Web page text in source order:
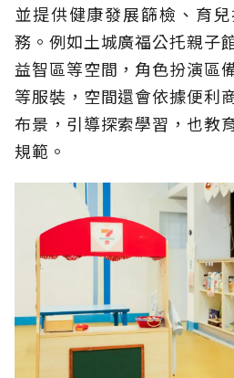
並提供健康發展篩檢、育
務。例如土城廣福公托親子
益智區等空間，角色扮演區
等服裝，空間還會依據便利
布景，引導探索學習，也教
規範。